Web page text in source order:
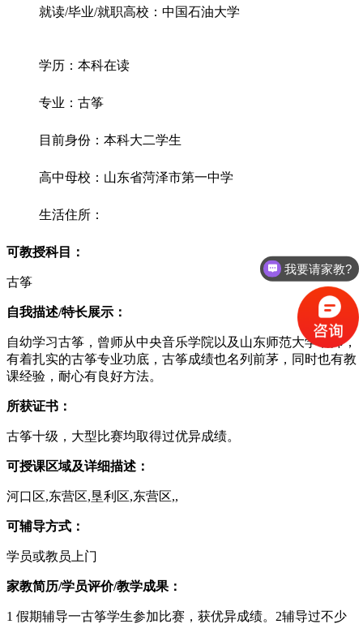
就读/毕业/就职高校：中国石油大学
学历：本科在读
专业：古筝
目前身份：本科大二学生
高中母校：山东省菏泽市第一中学
生活住所：
可教授科目：
古筝
自我描述/特长展示：
自幼学习古筝，曾师从中央音乐学院以及山东师范大学名师，
有着扎实的古筝专业功底，古筝成绩也名列前茅，同时也有教
课经验，耐心有良好方法。
所获证书：
古筝十级，大型比赛均取得过优异成绩。
可授课区域及详细描述：
河口区,东营区,垦利区,东营区,,
可辅导方式：
学员或教员上门
家教简历/学员评价/教学成果：
1 假期辅导一古筝学生参加比赛，获优异成绩。2辅导过不少
我要请家教?